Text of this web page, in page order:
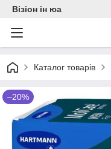
Візіон ін юа
Каталог товарів
–20%